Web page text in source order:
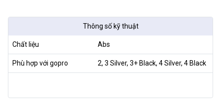
Thông số kỹ thuật
Chất liệu Abs
Phù hợp với gopro 2, 3 Silver, 3+ Black, 4 Silver, 4 Black